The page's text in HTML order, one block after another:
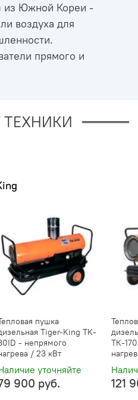
из Южной Кореи -
воздуха для
прямого и
ТЕХНИКИ
пушка
Tiger-King TK-
- непрямого
/ 23 кВт
уточняйте
900 руб.
ТК-
121